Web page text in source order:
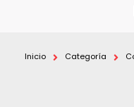
Inicio Categoría